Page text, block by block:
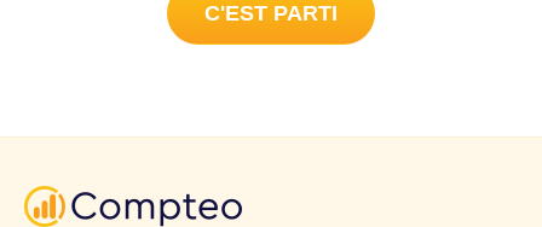
C'EST PARTI